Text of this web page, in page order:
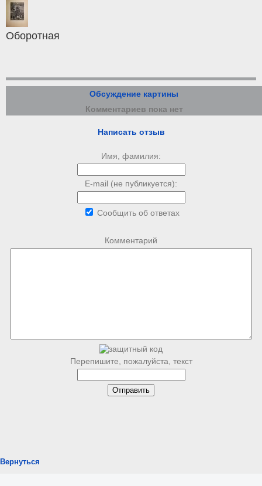
Оборотная
Обсуждение картины
Комментариев пока нет
Написать отзыв
Имя, фамилия:
E-mail (не публикуется):
Сообщить об ответах
Комментарий
Перепишите, пожалуйста, текст
Вернуться